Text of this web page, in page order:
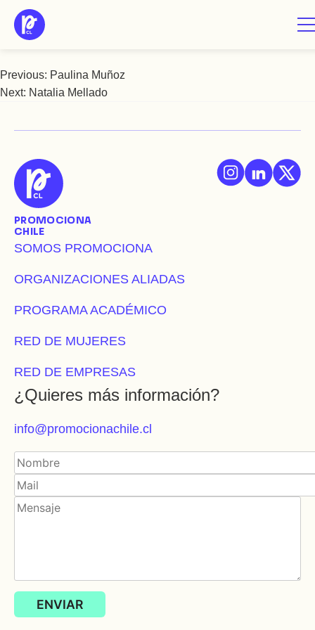
Saltar
Olaya Medina
Navegación
entradas
Previous: Paulina Muñoz
Next: Natalia Mellado
PROMOCIONA
CHILE
SOMOS PROMOCIONA
ORGANIZACIONES ALIADAS
PROGRAMA ACADÉMICO
RED DE MUJERES
RED DE EMPRESAS
¿Quieres más información?
info@promocionachile.cl